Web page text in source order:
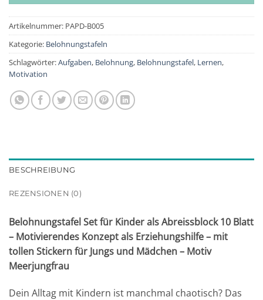
Artikelnummer: PAPD-B005
Kategorie: Belohnungstafeln
Schlagwörter:Aufgaben, Belohnung, Belohnungstafel, Lernen,
Motivation
BESCHREIBUNG
REZENSIONEN (0)
Belohnungstafel Set für Kinder als Abreissblock 10 Blatt
– Motivierendes Konzept als Erziehungshilfe – mit
tollen Stickern für Jungs und Mädchen – Motiv
Meerjungfrau
Dein Alltag mit Kindern ist manchmal chaotisch? Das